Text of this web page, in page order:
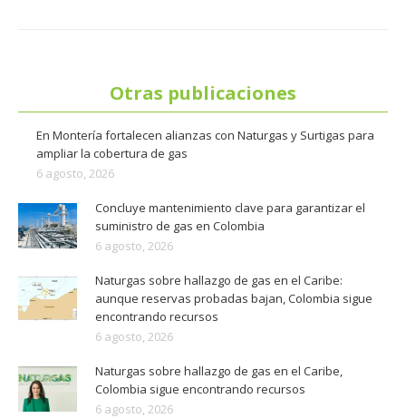
Otras publicaciones
En Montería fortalecen alianzas con Naturgas y Surtigas para
ampliar la cobertura de gas
6 agosto, 2026
Concluye mantenimiento clave para garantizar el
suministro de gas en Colombia
6 agosto, 2026
Naturgas sobre hallazgo de gas en el Caribe:
aunque reservas probadas bajan, Colombia sigue
encontrando recursos
6 agosto, 2026
Naturgas sobre hallazgo de gas en el Caribe,
Colombia sigue encontrando recursos
6 agosto, 2026